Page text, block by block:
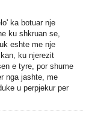
ka botuar nje
ku shkruan se,
eshte me nje
ku njerezit
e tyre, por shume
nga jashte, me
u perpjekur per